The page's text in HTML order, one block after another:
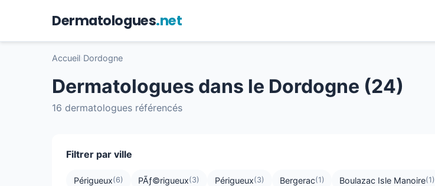
Dermatologues.net
Accueil Dordogne
Dermatologues dans le Dordogne (24)
16 dermatologues référencés
Filtrer par ville
Périgueux(6) PÃƒ©rigueux(3) Périgueux(3) Bergerac(1) Boulazac Isle Manoire(1)